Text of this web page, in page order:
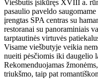
Viešbutis įsikūręs XVIII a.
pasaulio paveldo
įrengtas SPA centras su
restoranai su panoraminiais
tarptautinės virtuvės
Visame viešbutyje veikia
nueiti pėsčiomis iki daugelio
Rekomenduojamas
triukšmo, taip pat